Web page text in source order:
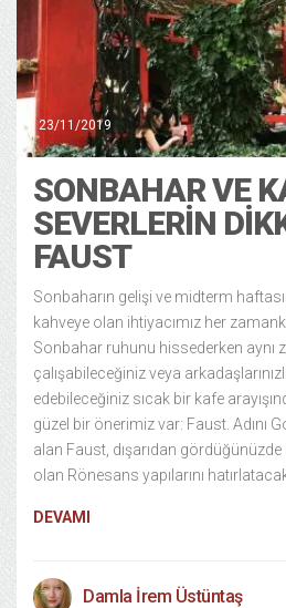
23/11/2019
SONBAHAR VE
SEVERLERIN
FAUST
Sonbaharın gelişi ve midterm
kahveye olan ihtiyacımız her
Sonbahar ruhunu hissederken aynı
çalışabileceğiniz veya
edebileceğiniz sıcak bir kafe
güzel bir önerimiz var: Faust. Adını
alan Faust, dışarıdan
olan Rönesans yapılarını
DEVAMI
Damla İrem Üstüntaş